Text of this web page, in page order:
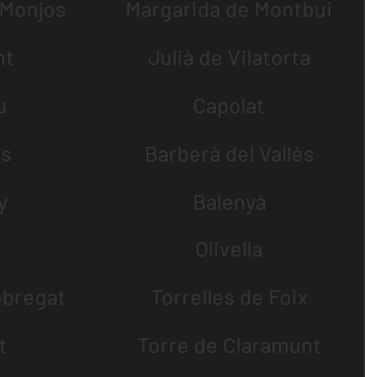
Margarida de Montbui
Julià de Vilatorta
Capolat
Barberà del Vallès
Balenyà
Olivella
Torrelles de Foix
Torre de Claramunt